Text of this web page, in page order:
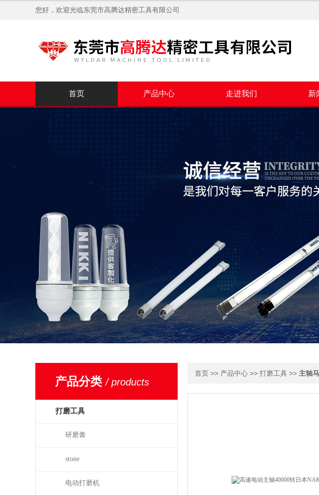
您好，欢迎光临东莞市高腾达精密工具有限公司
首页 产品中心 走进我们 新
产品分类/ products
打磨工具
研磨膏
stone
电动打磨机
首页 >> 产品中心 >> 打磨工具 >> 主轴